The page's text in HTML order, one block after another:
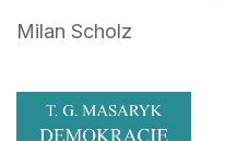
Milan Scholz